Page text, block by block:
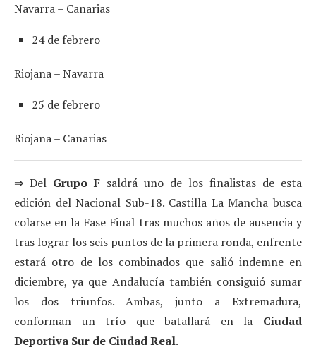
Navarra – Canarias
24 de febrero
Riojana – Navarra
25 de febrero
Riojana – Canarias
⇒ Del Grupo F saldrá uno de los finalistas de esta
edición del Nacional Sub-18. Castilla La Mancha busca
colarse en la Fase Final tras muchos años de ausencia y
tras lograr los seis puntos de la primera ronda, enfrente
estará otro de los combinados que salió indemne en
diciembre, ya que Andalucía también consiguió sumar
los dos triunfos. Ambas, junto a Extremadura,
conforman un trío que batallará en la Ciudad
Deportiva Sur de Ciudad Real.